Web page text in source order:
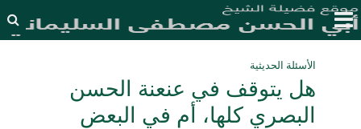
الأسئلة الحديثية
هل يتوقف في عنعنة الحسن
البصري كلها، أم في البعض